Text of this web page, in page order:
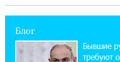
«Бесплатные
предупреждает о
Блог
Бывшие
требуют